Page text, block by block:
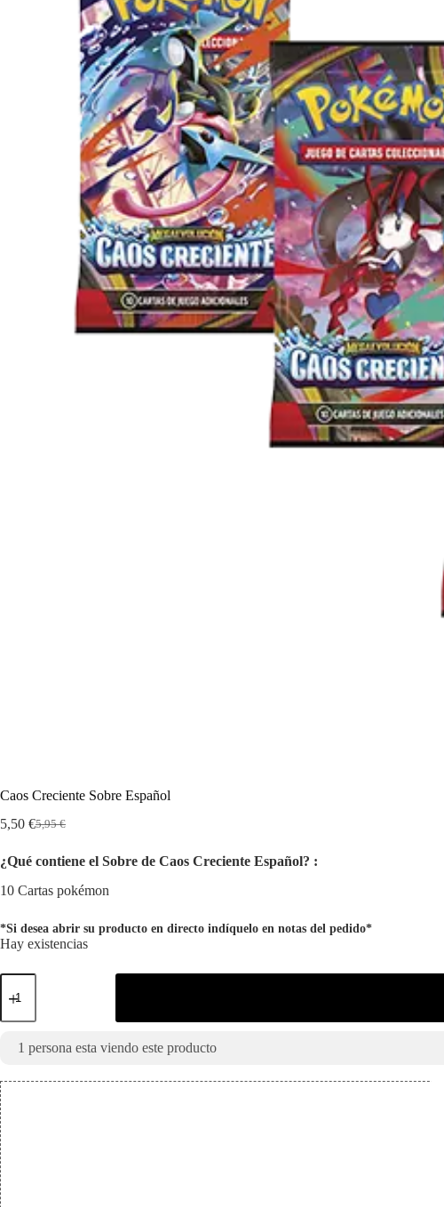
Caos Creciente Sobre Español
5,95€
El
original
5,95 €.
5,50 €El
actual
5,50 €.
¿Qué contiene el Sobre de Caos Creciente Español? :
10 Cartas pokémon
*Si desea abrir su producto en directo indíquelo en notas del pedido*
Hay existencias
Caos
Creciente
Español
cantidad
1 persona esta viendo este producto